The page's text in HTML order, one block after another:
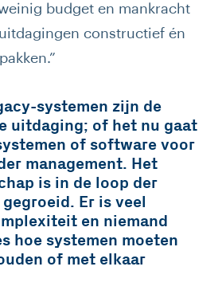
budget en mankracht
constructief én
systemen zijn de
uitdaging; of het nu gaat
of software voor
management. Het
is in de loop der
Er is veel
en niemand
hoe systemen moeten
of met elkaar